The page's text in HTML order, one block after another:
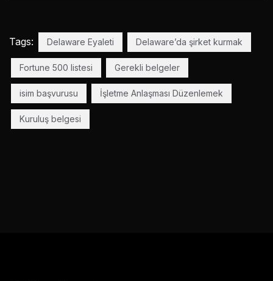
Tags: Delaware Eyaleti Delaware’da şirket kurmak
Fortune 500 listesi Gerekli belgeler
isim başvurusu İşletme Anlaşması Düzenlemek
Kuruluş belgesi